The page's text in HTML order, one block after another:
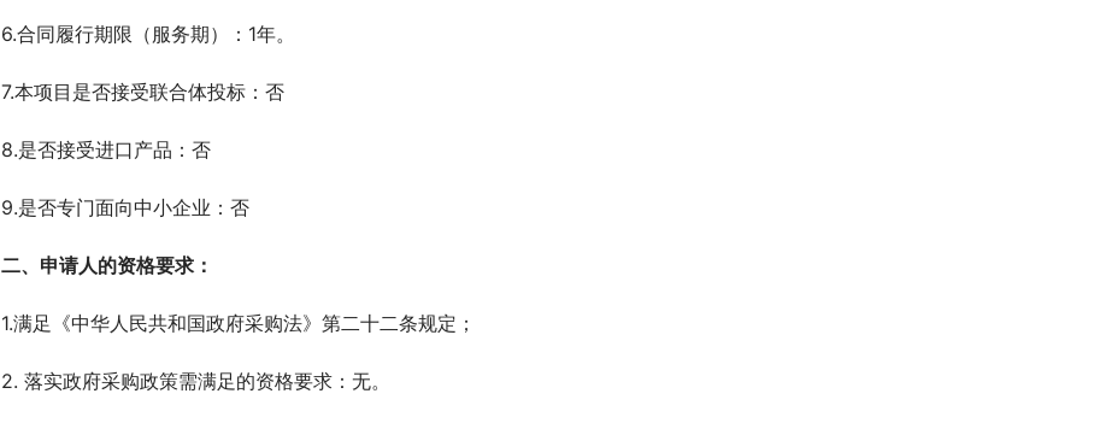
6.合同履行期限（服务期）：1年。
7.本项目是否接受联合体投标：否
8.是否接受进口产品：否
9.是否专门面向中小企业：否
二、 申请人的资格要求：
1.满足《中华人民共和国政府采购法》第二十二条规定；
2. 落实政府采购政策需满足的资格要求：无。